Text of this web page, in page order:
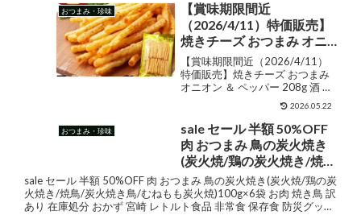
おつまみ・珍味
【賞味期限間近
（2026/4/11）特価販売】
焼きチーズ おつまみ オニ
オン ＆ ペッパー 208g 酒
ビール つまみ チーズ 珍味
うまい おいしい 即納 送料
無料 ポイント消化
【賞味期限間近（2026/4/11）
特価販売】焼きチーズ おつまみ
オニオン ＆ ペッパー 208g 酒 ビ
ール つまみ チーズ 珍味 うまい
おいしい 即納 送料無料 ポイント
消化 販売価格¥1,520ショップ名
食品・雑貨の総合通販 DO...
2026.05.22
おつまみ・珍味
sale セール 半額 50%OFF
肉 おつまみ 鳥の炭火焼き
(炭火焼/鶏の炭火焼き/焼
鳥/炭火焼き鳥/むねもも炭
火焼)100g×6袋 お肉 焼き鳥
訳あり 在庫処分 おかず 宮
sale セール 半額 50%OFF 肉 おつまみ 鳥の炭火焼き(炭火焼/鶏の炭
火焼き/焼鳥/炭火焼き鳥/むねもも炭火焼)100g×6袋 お肉 焼き鳥 訳
あり 在庫処分 おかず 宮崎 レトルト食品 非常食 保存食 防災グッズ